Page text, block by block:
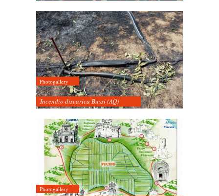
Photogallery
Incendio discarica Bussi (AQ)
Photogallery